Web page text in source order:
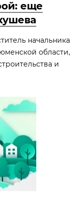
еще
начальника
области,
и